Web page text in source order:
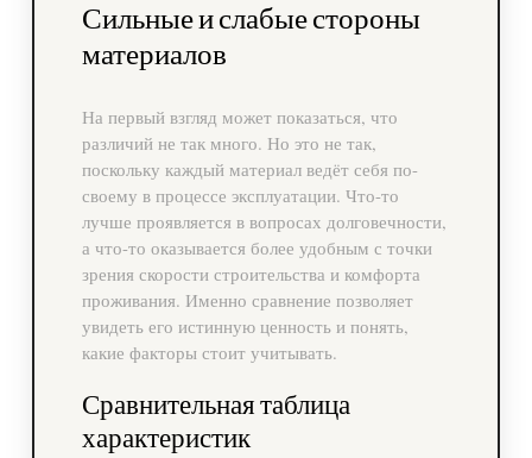
Сильные и слабые стороны
материалов
На первый взгляд может показаться, что
различий не так много. Но это не так,
поскольку каждый материал ведёт себя по-
своему в процессе эксплуатации. Что-то
лучше проявляется в вопросах долговечности,
а что-то оказывается более удобным с точки
зрения скорости строительства и комфорта
проживания. Именно сравнение позволяет
увидеть его истинную ценность и понять,
какие факторы стоит учитывать.
Сравнительная таблица
характеристик